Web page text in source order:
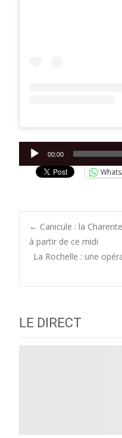
Lecteur
audio
00:00
Post
← Canicule : la
à partir de ce midi
La Rochelle : une
LE DIRECT